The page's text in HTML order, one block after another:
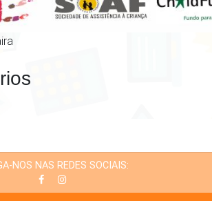
NOS NAS REDES SOCIAIS: